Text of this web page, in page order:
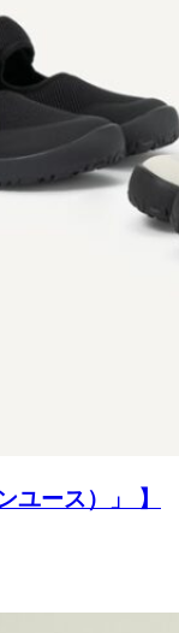
ユース）」 】